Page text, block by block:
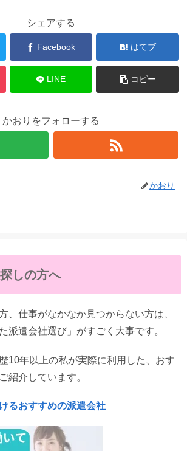
シェアする
Facebook はてブ
LINE コピー
かおりをフォローする
かおり
しの方へ
、仕事がなかなか見つからない方は、
派遣会社選び」がすごく大事です。
10年以上の私が実際に利用した、おす
紹介しています。
るおすすめの派遣会社